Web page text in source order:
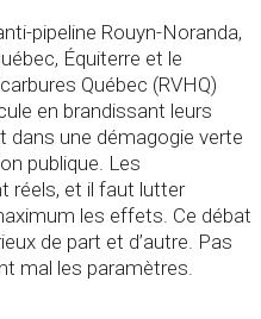
pipeline Rouyn-Noranda,
Équiterre et le
Québec (RVHQ)
en brandissant leurs
dans une démagogie verte
publique. Les
réels, et il faut lutter
les effets. Ce débat
de part et d’autre. Pas
mal les paramètres.